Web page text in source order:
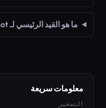
ما هو القيد الرئيسي لـ EstiBot؟
معلومات سريعة
التسعير